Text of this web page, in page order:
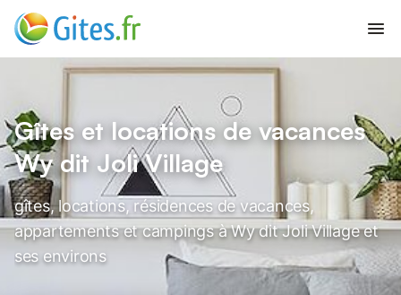
Gîtes et locations de vacances
Wy dit Joli Village
gîtes, locations, résidences de vacances,
appartements et campings à Wy dit Joli Village et
ses environs